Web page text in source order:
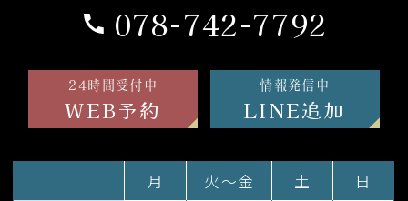
078-742-7792
24時間受付中
WEB予約
情報発信中
LINE追加
月 火～金 土 日